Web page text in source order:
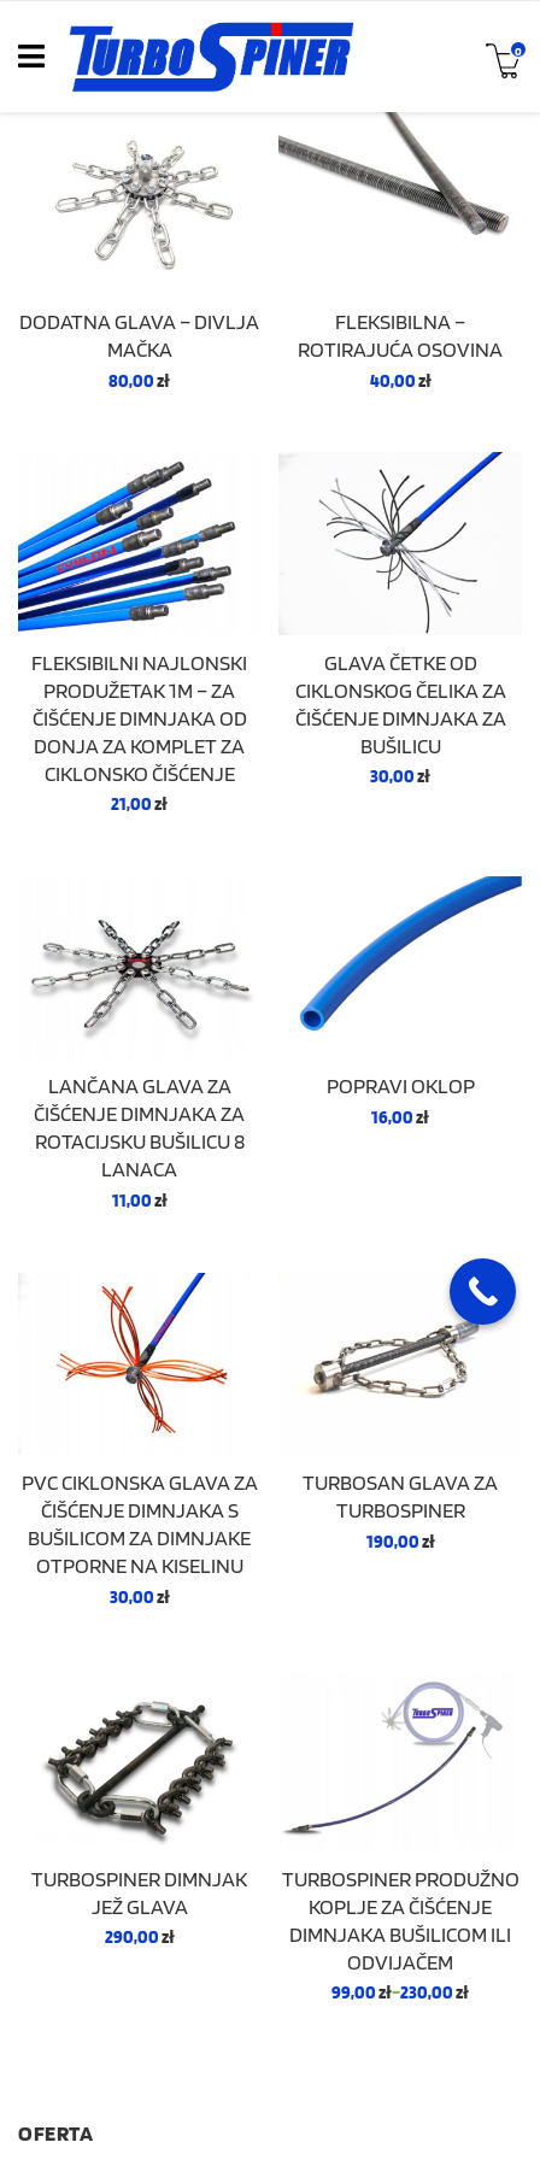
0
DODATNA GLAVA – DIVLJA
MAČKA
80,00zł
FLEKSIBILNA –
ROTIRAJUĆA OSOVINA
40,00zł
FLEKSIBILNI NAJLONSKI
PRODUŽETAK 1M – ZA
ČIŠĆENJE DIMNJAKA OD
DONJA ZA KOMPLET ZA
CIKLONSKO ČIŠĆENJE
21,00zł
GLAVA ČETKE OD
CIKLONSKOG ČELIKA ZA
ČIŠĆENJE DIMNJAKA ZA
BUŠILICU
30,00zł
LANČANA GLAVA ZA
ČIŠĆENJE DIMNJAKA ZA
ROTACIJSKU BUŠILICU 8
LANACA
11,00zł
POPRAVI OKLOP
16,00zł
PVC CIKLONSKA GLAVA ZA
ČIŠĆENJE DIMNJAKA S
BUŠILICOM ZA DIMNJAKE
OTPORNE NA KISELINU
30,00zł
TURBOSAN GLAVA ZA
TURBOSPINER
190,00zł
TURBOSPINER DIMNJAK
JEŽ GLAVA
290,00zł
TURBOSPINER PRODUŽNO
KOPLJE ZA ČIŠĆENJE
DIMNJAKA BUŠILICOM ILI
ODVIJAČEM
99,00zł–230,00zł
OFERTA